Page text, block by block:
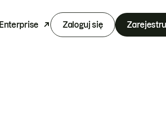
Enterprise Zaloguj się